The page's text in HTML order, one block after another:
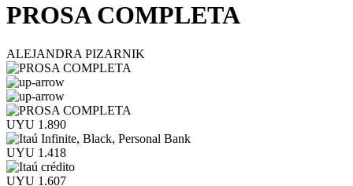
PROSA COMPLETA
ALEJANDRA PIZARNIK
UYU 1.890
UYU 1.418
UYU 1.607